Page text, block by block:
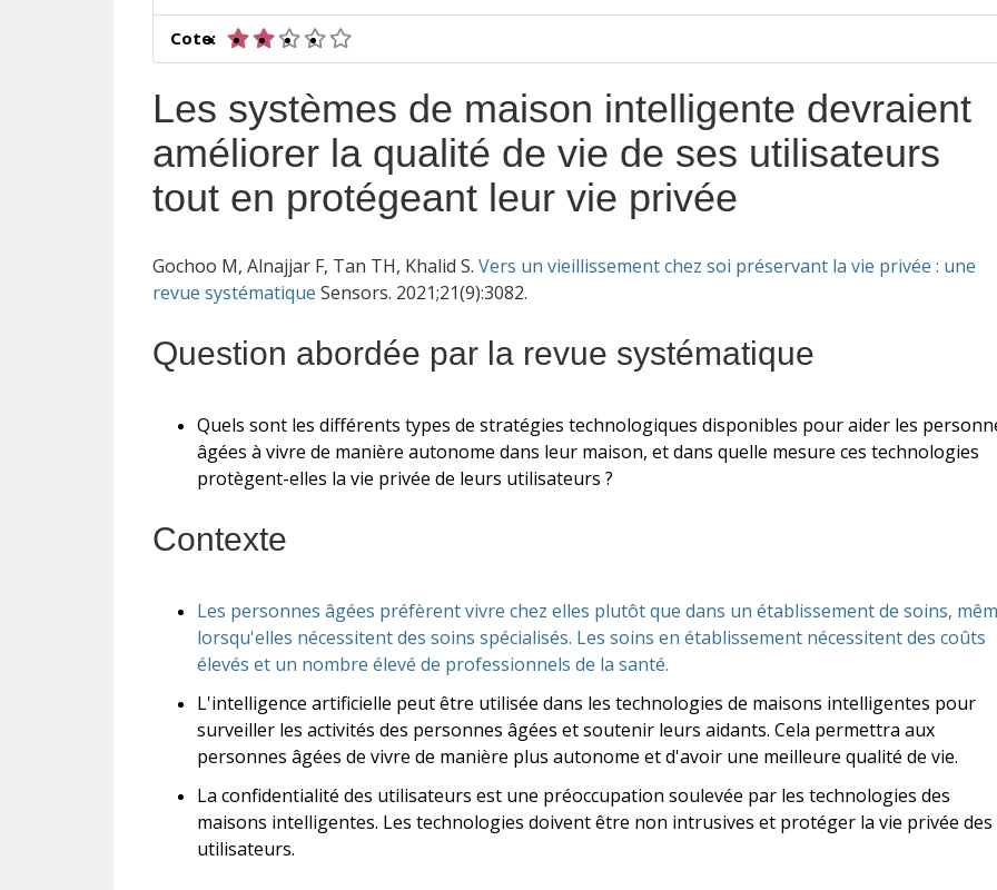
Cote:
Les systèmes de maison intelligente devraient
améliorer la qualité de vie de ses utilisateurs
tout en protégeant leur vie privée
Gochoo M, Alnajjar F, Tan TH, Khalid S. Vers un vieillissement chez soi préservant la vie privée : une
revue systématique Sensors. 2021;21(9):3082.
Question abordée par la revue systématique
Quels sont les différents types de stratégies technologiques disponibles pour aider les
âgées à vivre de manière autonome dans leur maison, et dans quelle mesure ces technologies
protègent-elles la vie privée de leurs utilisateurs ?
Contexte
Les personnes âgées préfèrent vivre chez elles plutôt que dans un établissement de soins,
lorsqu'elles nécessitent des soins spécialisés. Les soins en établissement nécessitent des coûts
élevés et un nombre élevé de professionnels de la santé.
L'intelligence artificielle peut être utilisée dans les technologies de maisons intelligentes pour
surveiller les activités des personnes âgées et soutenir leurs aidants. Cela permettra aux
personnes âgées de vivre de manière plus autonome et d'avoir une meilleure qualité de vie.
La confidentialité des utilisateurs est une préoccupation soulevée par les technologies des
maisons intelligentes. Les technologies doivent être non intrusives et protéger la vie privée des
utilisateurs.